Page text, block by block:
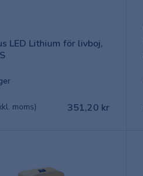
LED Lithium för livboj,
moms) 351,20 kr